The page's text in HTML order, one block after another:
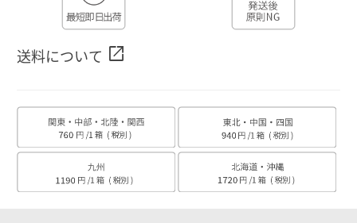
送料について open_in_new